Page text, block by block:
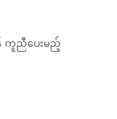
ကူညီပေးမည့်